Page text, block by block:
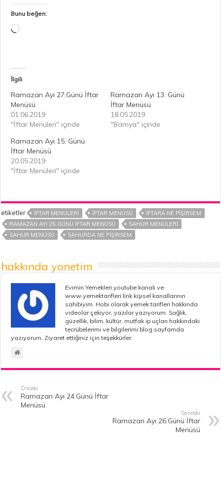
Bunu beğen:
Yükleniyor...
İlgili
Ramazan Ayı 27.Günü İftar
Menüsü
01.06.2019
"İftar Menüleri" içinde
Ramazan Ayı 13. Günü
İftar Menüsü
18.05.2019
"Bamya" içinde
Ramazan Ayı 15. Günü
İftar Menüsü
20.05.2019
"İftar Menüleri" içinde
etiketler IFTAR MENÜLERI IFTAR MENÜSÜ
IFTARA NE PIŞIRSEM
RAMAZAN AYI 25.GÜNÜ İFTAR MENÜSÜ
SAHUR MENÜLERI
SAHUR MENÜSÜ
SAHURDA NE PIŞIRSEM
hakkında yonetim
Evimin Yemekleri youtube kanalı ve
www.yemektarifleri.link kişisel kanallarının
sahibiyim. Hobi olarak yemek tarifleri hakkında
videolar çekiyor, yazılar yazıyorum. Sağlık,
güzellik, bilim, kültür, mutfak ip uçları hakkındaki
tecrübelerimi ve bilgilerimi blog sayfamda
yazıyorum. Ziyaret ettiğiniz için teşekkürler.
Önceki
Ramazan Ayı 24.Günü İftar
Menüsü
Sonraki
Ramazan Ayı 26.Günü İftar
Menüsü